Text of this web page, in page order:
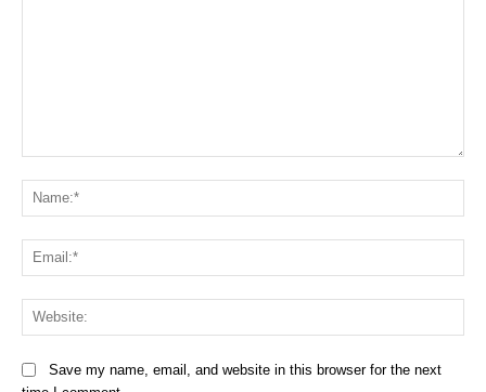
Save my name, email, and website in this browser for the next